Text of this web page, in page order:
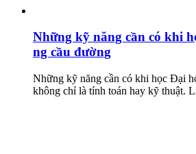
Những kỹ năng cần có khi
ng cầu đường
Những kỹ năng cần có khi học Đại
không chỉ là tính toán hay kỹ thuật.